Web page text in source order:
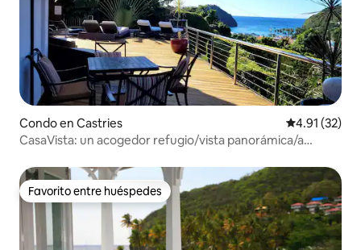
Condo en Castries Calificación
4.91 (32)
CasaVista: un acogedor refugio/vista panorámica/a
Favorito entre huéspedes
Favorito entre huéspedes